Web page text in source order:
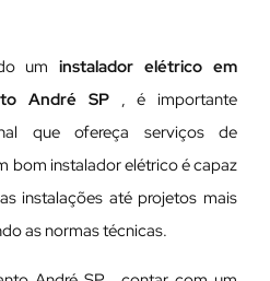
uminstalador elétrico em
André SP , é importante
que ofereça serviços de
bom instalador elétrico é capaz
instalações até projetos mais
as normas técnicas.